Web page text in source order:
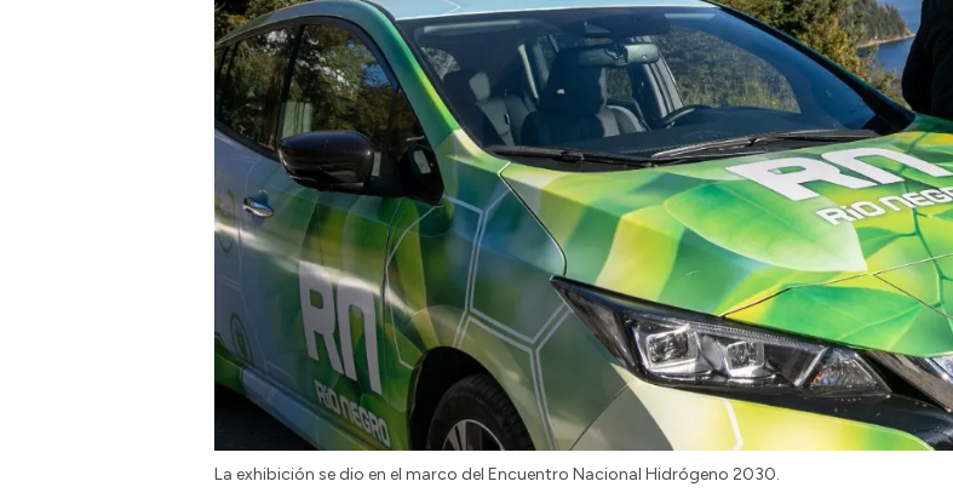
La exhibición se dio en el marco del Encuentro Nacional Hidrógeno 2030.